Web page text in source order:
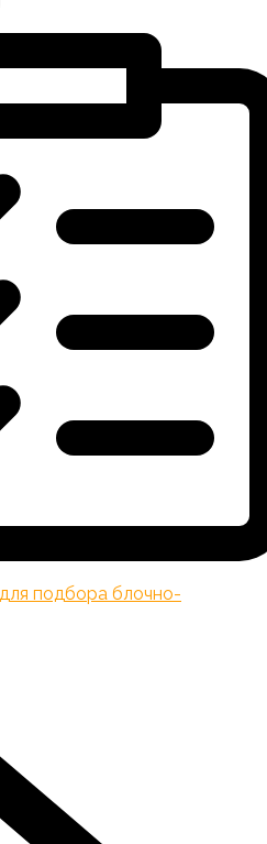
подбора блочно-